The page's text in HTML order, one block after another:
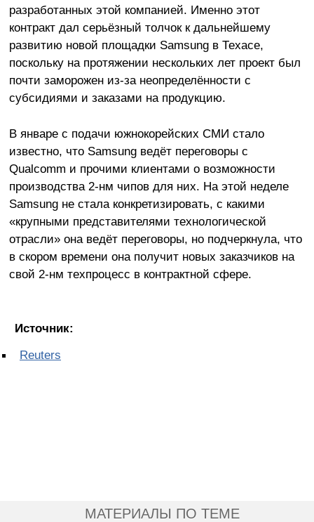
разработанных этой компанией. Именно этот
контракт дал серьёзный толчок к дальнейшему
развитию новой площадки Samsung в Техасе,
поскольку на протяжении нескольких лет проект был
почти заморожен из-за неопределённости с
субсидиями и заказами на продукцию.
В январе с подачи южнокорейских СМИ стало
известно, что Samsung ведёт переговоры с
Qualcomm и прочими клиентами о возможности
производства 2-нм чипов для них. На этой неделе
Samsung не стала конкретизировать, с какими
«крупными представителями технологической
отрасли» она ведёт переговоры, но подчеркнула, что
в скором времени она получит новых заказчиков на
свой 2-нм техпроцесс в контрактной сфере.
Источник:
Reuters
МАТЕРИАЛЫ ПО ТЕМЕ